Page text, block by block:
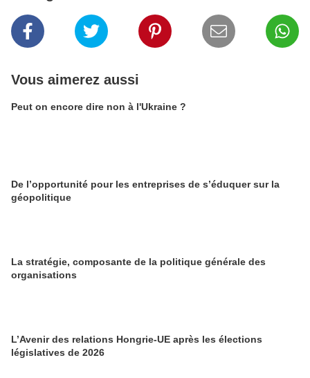
Vous aimerez aussi
Peut on encore dire non à l'Ukraine ?
De l’opportunité pour les entreprises de s’éduquer sur la
géopolitique
La stratégie, composante de la politique générale des
organisations
L’Avenir des relations Hongrie-UE après les élections
législatives de 2026